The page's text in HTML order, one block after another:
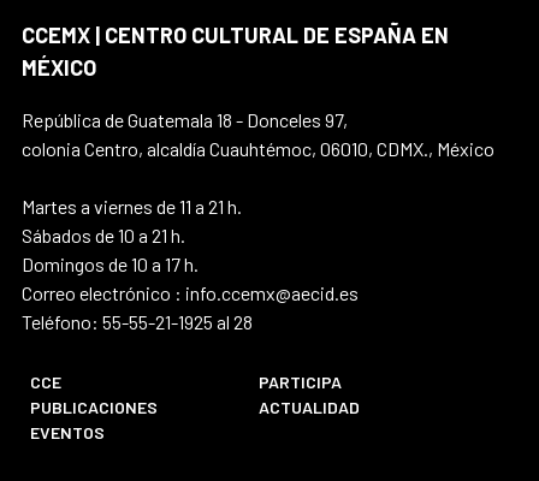
CCEMX | CENTRO CULTURAL DE ESPAÑA EN
MÉXICO
República de Guatemala 18 - Donceles 97,
colonia Centro, alcaldía Cuauhtémoc, 06010, CDMX., México
Martes a viernes de 11 a 21 h.
Sábados de 10 a 21 h.
Domingos de 10 a 17 h.
Correo electrónico : info.ccemx@aecid.es
Teléfono: 55-55-21-1925 al 28
CCE
PARTICIPA
PUBLICACIONES
ACTUALIDAD
EVENTOS